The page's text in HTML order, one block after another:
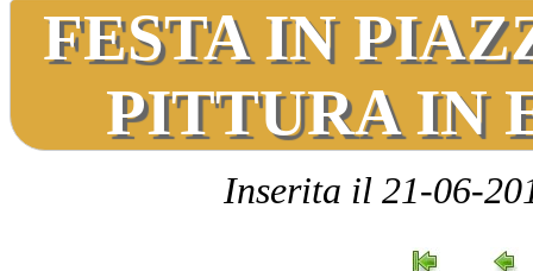
FESTA IN
PITTURA IN
Inserita il 21-06-